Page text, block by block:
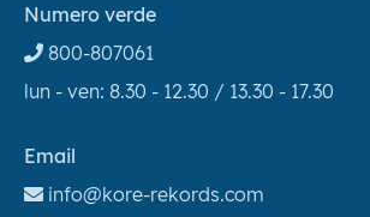
Numero verde
800-807061
lun - ven: 8.30 - 12.30 / 13.30 - 17.30
Email
info@kore-rekords.com